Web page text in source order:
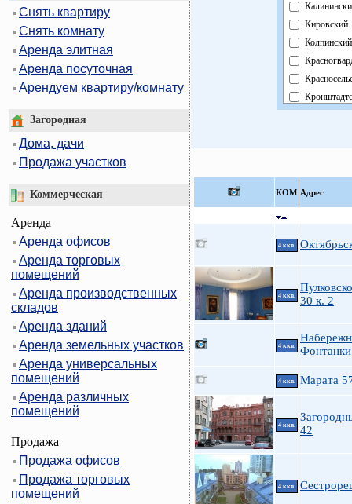
Снять квартиру
Снять комнату
Аренда элитная
Аренда посуточная
Арендуем квартиру/комнату
Загородная
Дома, дачи
Продажа участков
Коммерческая
Аренда
Аренда офисов
Аренда торговых
помещений
Аренда производственных
складов
Аренда зданий
Аренда земельных участков
Аренда универсальных
помещений
Аренда различных
помещений
Продажа
Продажа офисов
Продажа торговых
помещений
Кировский
Колпинский
КOМ Адрес
4 ккв.
4 ккв.
30 к. 2
4 ккв.
Фонтанки
4 ккв. Марата
4 ккв.
42
4 ккв.